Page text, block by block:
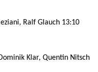
Ralf Glauch 13:10
Klar, Quentin Nitsch